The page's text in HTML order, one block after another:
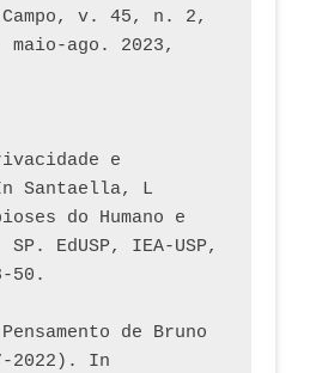
Campo, v. 45, n. 2,
maio-ago. 2023,
e
Santaella, L
do Humano e
EdUSP, IEA-USP,
50.
de Bruno
2022). In